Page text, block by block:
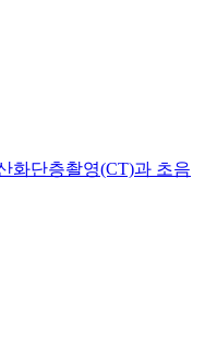
화단층촬영(CT)과 초음